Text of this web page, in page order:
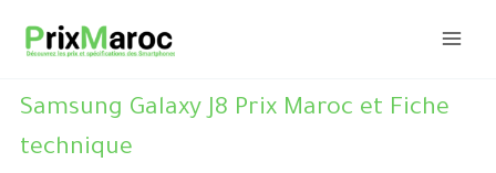
Samsung Galaxy J8 Prix Maroc et Fiche
technique